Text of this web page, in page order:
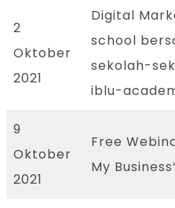
2
Oktober
2021
Digital
school
sekolah-
iblu-
9
Oktober
2021
Free
My